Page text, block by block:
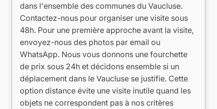
dans l'ensemble des communes du Vaucluse.
Contactez-nous pour organiser une visite sous
48h. Pour une première approche avant la visite,
envoyez-nous des photos par email ou
WhatsApp. Nous vous donnons une fourchette
de prix sous 24h et décidons ensemble si un
déplacement dans le Vaucluse se justifie. Cette
option distance évite une visite inutile quand les
objets ne correspondent pas à nos critères